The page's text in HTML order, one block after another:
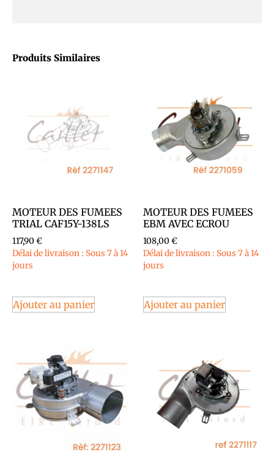
Produits Similaires
MOTEUR DES FUMEES
TRIAL CAF15Y-138LS
117,90€
Délai de livraison : Sous 7 à 14
jours
Ajouter au panier
MOTEUR DES FUMEES
EBM AVEC ECROU
108,00€
Délai de livraison : Sous 7 à 14
jours
Ajouter au panier